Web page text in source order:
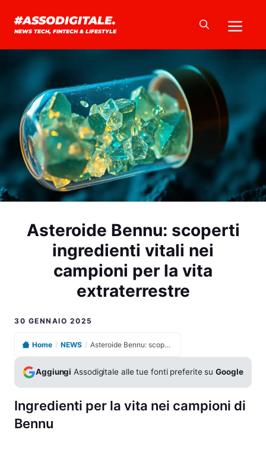
#ASSODIGITALE.
NEWS TECH, FINTECH & LIFESTYLE
Asteroide Bennu: scoperti
ingredienti vitali nei
campioni per la vita
extraterrestre
30 GENNAIO 2025
Home / NEWS / Asteroide Bennu: scoperti ingredienti vitali nei campioni per la vita extraterrestre
Aggiungi Assodigitale alle tue fonti preferite suGoogle
Ingredienti per la vita nei campioni di
Bennu